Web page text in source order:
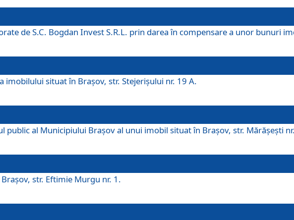
de S.C. Bogdan Invest S.R.L. prin darea în compensare a unor bunuri
situat în Braşov, str. Stejerişului nr. 19 A.
al Municipiului Braşov al unui imobil situat în Braşov, str. Mărăşeşti
str. Eftimie Murgu nr. 1.